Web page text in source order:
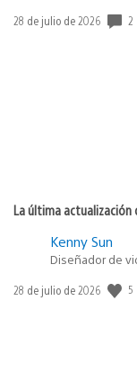
Fecha
28 de julio de 2026 2
La última actualización
Kenny Sun
Diseñador de
Fecha
28 de julio de 2026 5